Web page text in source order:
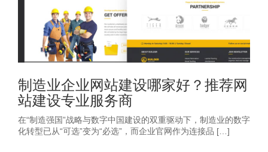
制造业企业网站建设哪家好？推荐网
站建设专业服务商
在“制造强国”战略与数字中国建设的双重驱动下，制造业的数字
化转型已从“可选”变为“必选”，而企业官网作为连接品 […]